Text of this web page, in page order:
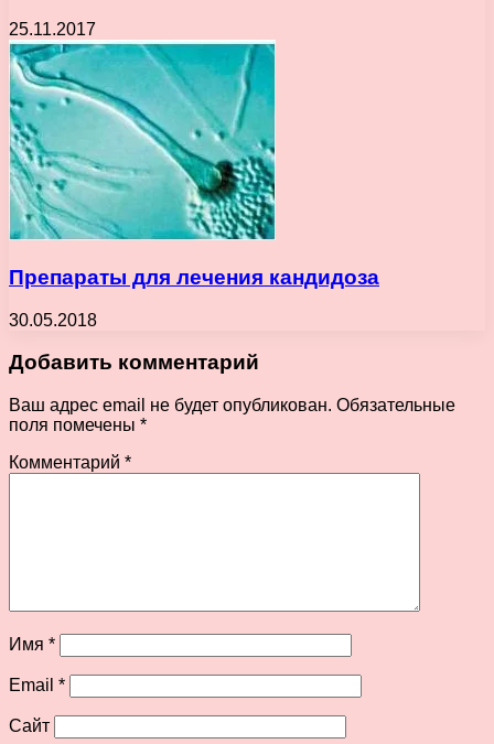
25.11.2017
Препараты для лечения кандидоза
30.05.2018
Добавить комментарий
Ваш адрес email не будет опубликован. Обязательные
поля помечены *
Комментарий *
Имя *
Email *
Сайт